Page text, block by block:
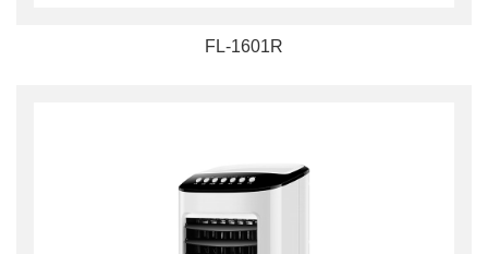
FL-1601R